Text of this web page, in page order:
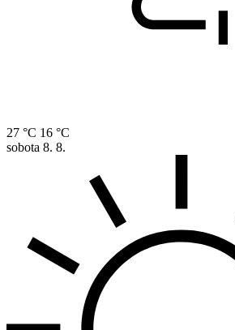
27 °C 16 °C
sobota 8. 8.